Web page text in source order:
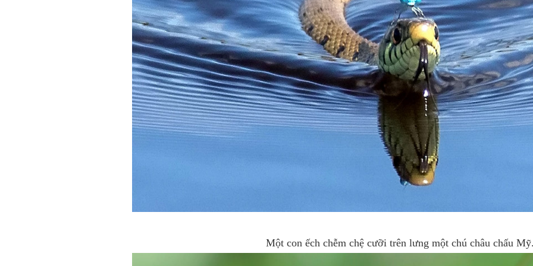
Một con ếch chễm chệ cưỡi trên lưng một chú châu chấu